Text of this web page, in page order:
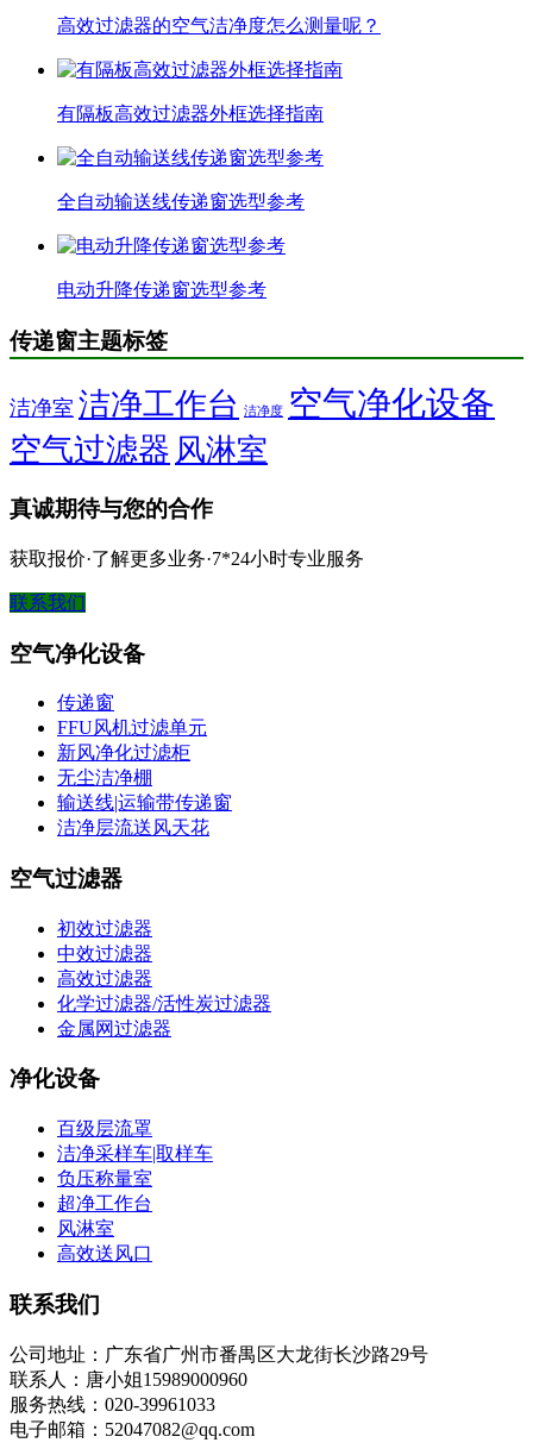
高效过滤器的空气洁净度怎么测量呢？
有隔板高效过滤器外框选择指南
全自动输送线传递窗选型参考
电动升降传递窗选型参考
传递窗主题标签
洁净室 洁净工作台 洁净度 空气净化设备
空气过滤器 风淋室
真诚期待与您的合作
获取报价·了解更多业务·7*24小时专业服务
联系我们
空气净化设备
传递窗
FFU风机过滤单元
新风净化过滤柜
无尘洁净棚
输送线|运输带传递窗
洁净层流送风天花
空气过滤器
初效过滤器
中效过滤器
高效过滤器
化学过滤器/活性炭过滤器
金属网过滤器
净化设备
百级层流罩
洁净采样车|取样车
负压称量室
超净工作台
风淋室
高效送风口
联系我们
公司地址：广东省广州市番禺区大龙街长沙路29号
联系人：唐小姐15989000960
服务热线：020-39961033
电子邮箱：52047082@qq.com